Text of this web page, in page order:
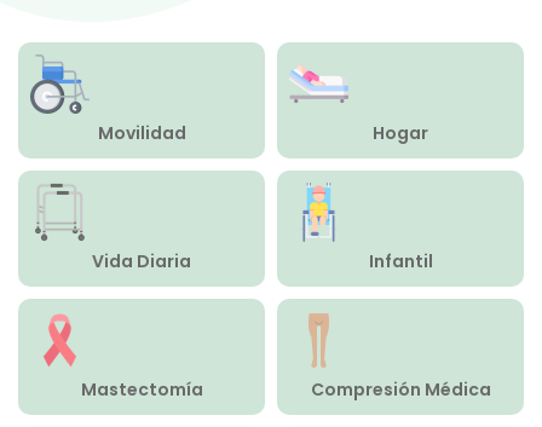
Mastectomia
Compresión Médica
Fabricación a Medida
Zona XXL
Alquiler
Movilidad Hogar
Vida Diaria Infantil
Mastectomía Compresión Médica